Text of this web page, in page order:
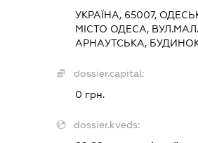
УКРАЇНА, 65007,
МІСТО ОДЕСА,
АРНАУТСЬКА, БУДИНОК
dossier.capital:
0 грн.
dossier.kveds: